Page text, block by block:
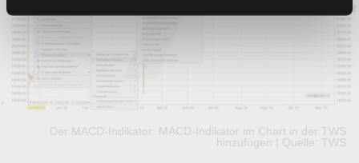
Der MACD-Indikator: MACD-Indikator im Chart in der TWS
hinzufügen | Quelle: TWS